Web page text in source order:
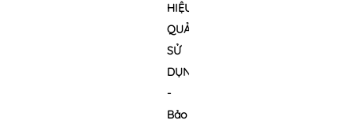
HIỆU
QUẢ
SỬ
DỤNG:
-
Bảo